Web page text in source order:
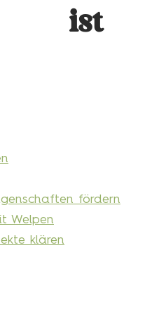
ist
fördern
Welpen
klären